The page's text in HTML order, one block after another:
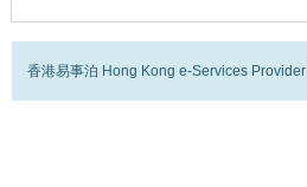
香港易事泊 Hong Kong e-Services Provider